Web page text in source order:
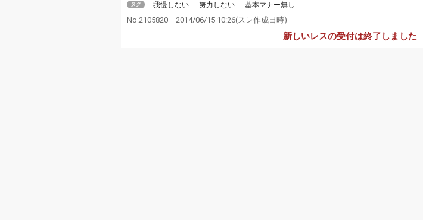
タグ 我慢しない 努力しない 基本マナー無し
No.2105820 2014/06/15 10:26(スレ作成日時)
新しいレスの受付は終了しました